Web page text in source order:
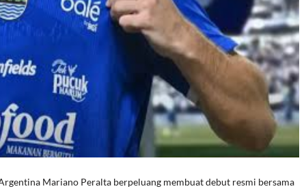
Mariano Peralta berpeluang membuat debut resmi bersama